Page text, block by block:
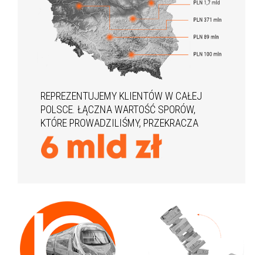
REPREZENTUJEMY KLIENTÓW W CAŁEJ
POLSCE. ŁĄCZNA WARTOŚĆ SPORÓW,
KTÓRE PROWADZILIŚMY, PRZEKRACZA